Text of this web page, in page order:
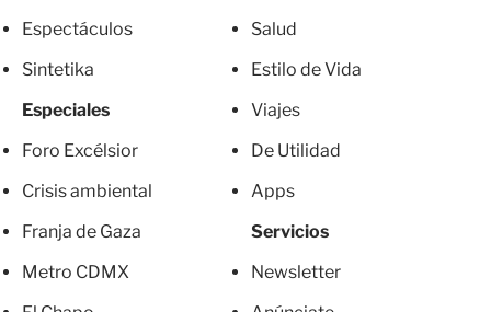
Espectáculos
Sintetika
Especiales
Foro Excélsior
Crisis ambiental
Franja de Gaza
Metro CDMX
Salud
Estilo de Vida
Viajes
De Utilidad
Apps
Servicios
Newsletter